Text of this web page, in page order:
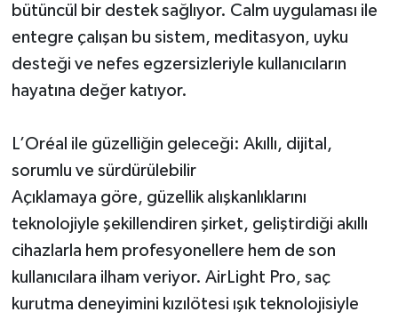
bütüncül bir destek sağlıyor. Calm uygulaması ile
entegre çalışan bu sistem, meditasyon, uyku
desteği ve nefes egzersizleriyle kullanıcıların
hayatına değer katıyor.
L’Oréal ile güzelliğin geleceği: Akıllı, dijital,
sorumlu ve sürdürülebilir
Açıklamaya göre, güzellik alışkanlıklarını
teknolojiyle şekillendiren şirket, geliştirdiği akıllı
cihazlarla hem profesyonellere hem de son
kullanıcılara ilham veriyor. AirLight Pro, saç
kurutma deneyimini kızılötesi ışık teknolojisiyle